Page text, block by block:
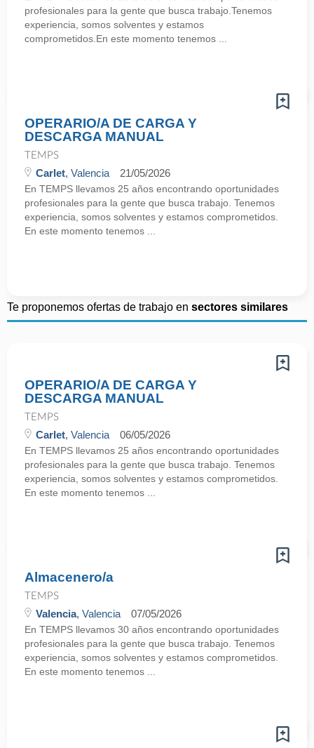
profesionales para la gente que busca trabajo.Tenemos
experiencia, somos solventes y estamos
comprometidos.En este momento tenemos ...
OPERARIO/A DE CARGA Y
DESCARGA MANUAL
TEMPS
Carlet, Valencia 21/05/2026
En TEMPS llevamos 25 años encontrando oportunidades
profesionales para la gente que busca trabajo. Tenemos
experiencia, somos solventes y estamos comprometidos.
En este momento tenemos ...
Te proponemos ofertas de trabajo en sectores similares
OPERARIO/A DE CARGA Y
DESCARGA MANUAL
TEMPS
Carlet, Valencia 06/05/2026
En TEMPS llevamos 25 años encontrando oportunidades
profesionales para la gente que busca trabajo. Tenemos
experiencia, somos solventes y estamos comprometidos.
En este momento tenemos ...
Almacenero/a
TEMPS
Valencia, Valencia 07/05/2026
En TEMPS llevamos 30 años encontrando oportunidades
profesionales para la gente que busca trabajo. Tenemos
experiencia, somos solventes y estamos comprometidos.
En este momento tenemos ...